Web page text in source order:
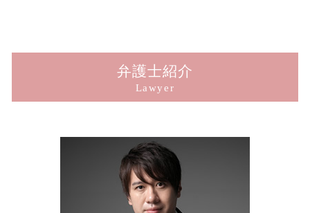
交通事故 過失割合 納得 いかない
交通事故 保険 解決
交通事故 加害者 請求できるもの
婚約破棄 慰謝料 請求
ストーカー被害 男性
犯罪被害給付制度 見直し
犯罪被害給付制度 法律
犯罪被害者支援 弁護士
犯罪被害給付制度 詐欺
犯罪被害給付制度 事故
強制わいせつ被害 相談
事故 示談 損害賠償
損害賠償 示談 訴訟
パワハラ 損害賠償 示談
損害賠償 示談 期間
傷害罪 示談 損害賠償
新宿 犯罪被害給付制度
新宿 交通事故 示談交渉
新宿 損害賠償請求
新宿 不倫トラブル
弁護士紹介
Lawyer